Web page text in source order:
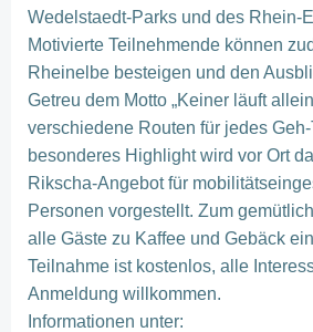
Wedelstaedt-Parks und des Rhein-
Motivierte Teilnehmende können
Rheinelbe besteigen und den
Getreu dem Motto „Keiner läuft
verschiedene Routen für jedes
besonderes Highlight wird vor Ort
Rikscha-Angebot für
Personen vorgestellt. Zum
alle Gäste zu Kaffee und Gebäck
Teilnahme ist kostenlos, alle
Anmeldung willkommen.
Informationen unter: